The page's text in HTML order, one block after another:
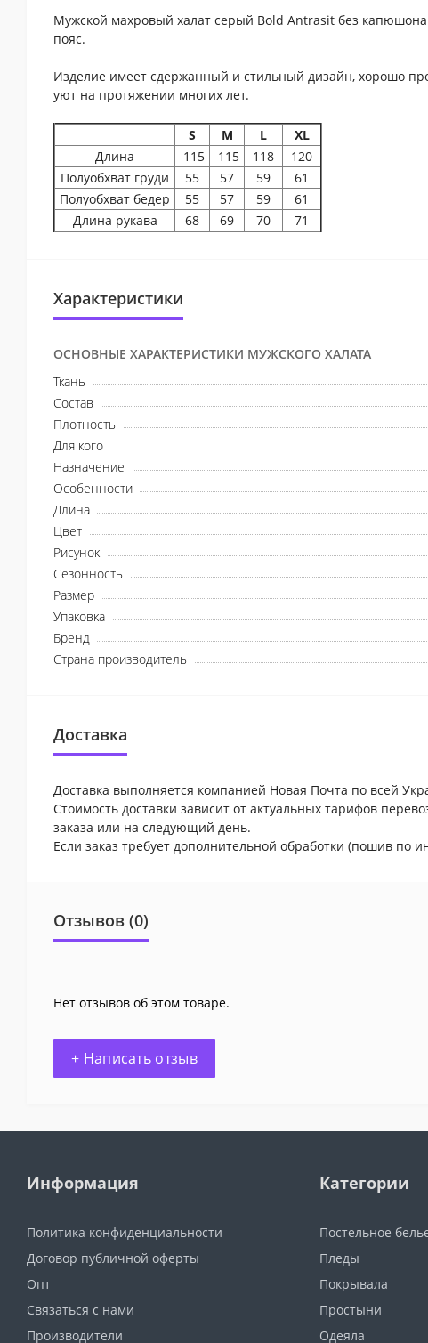
Мужской махровый халат серый Bold Antrasit без капюшона
пояс.
Изделие имеет сдержанный и стильный дизайн, хорошо
уют на протяжении многих лет.
S M L
XL
Длина
115 115 118
120
Полуобхват груди
55 57 59
61
Полуобхват бедер
55 57 59
61
Длина рукава
68 69 70 71
Характеристики
ОСНОВНЫЕ ХАРАКТЕРИСТИКИ МУЖСКОГО ХАЛАТА
Ткань
Состав
Плотность
Для кого
Назначение
Особенности
Длина
Цвет
Рисунок
Сезонность
Размер
Упаковка
Бренд
Страна производитель
Доставка
Доставка выполняется компанией Новая Почта по всей
Стоимость доставки зависит от актуальных тарифов
заказа или на следующий день.
Если заказ требует дополнительной обработки (пошив по
Отзывов (0)
Нет отзывов об этом товаре.
+ Написать отзыв
Информация
Политика конфиденциальности
Договор публичной оферты
Опт
Связаться с нами
Производители
Категории
Постельное
Пледы
Покрывала
Простыни
Одеяла